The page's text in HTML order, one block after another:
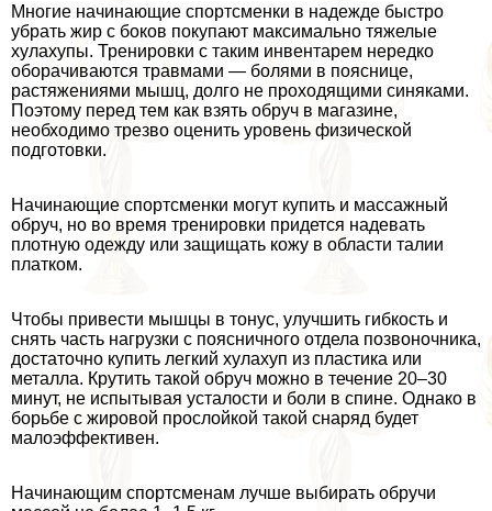
Многие начинающие спортсменки в надежде быстро
убрать жир с боков покупают максимально тяжелые
хулахупы. Тренировки с таким инвентарем нередко
оборачиваются травмами — болями в пояснице,
растяжениями мышц, долго не проходящими синяками.
Поэтому перед тем как взять обруч в магазине,
необходимо трезво оценить уровень физической
подготовки.
Начинающие спортсменки могут купить и массажный
обруч, но во время тренировки придется надевать
плотную одежду или защищать кожу в области талии
платком.
Чтобы привести мышцы в тонус, улучшить гибкость и
снять часть нагрузки с поясничного отдела позвоночника,
достаточно купить легкий хулахуп из пластика или
металла. Крутить такой обруч можно в течение 20–30
минут, не испытывая усталости и боли в спине. Однако в
борьбе с жировой прослойкой такой снаряд будет
малоэффективен.
Начинающим спортсменам лучше выбирать обручи